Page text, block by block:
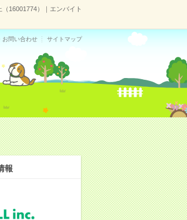
16001774）｜エンバイト
お問い合わせ サイトマップ
報